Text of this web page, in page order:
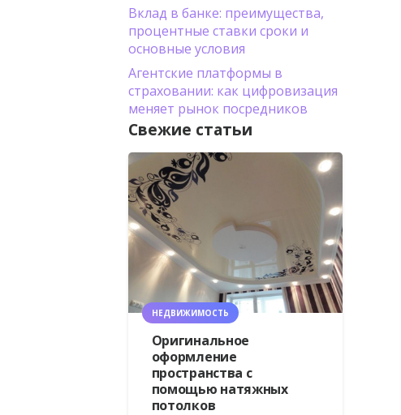
Вклад в банке: преимущества,
процентные ставки сроки и
основные условия
Агентские платформы в
страховании: как цифровизация
меняет рынок посредников
Свежие статьи
НЕДВИЖИМОСТЬ
Оригинальное
оформление
пространства с
помощью натяжных
потолков